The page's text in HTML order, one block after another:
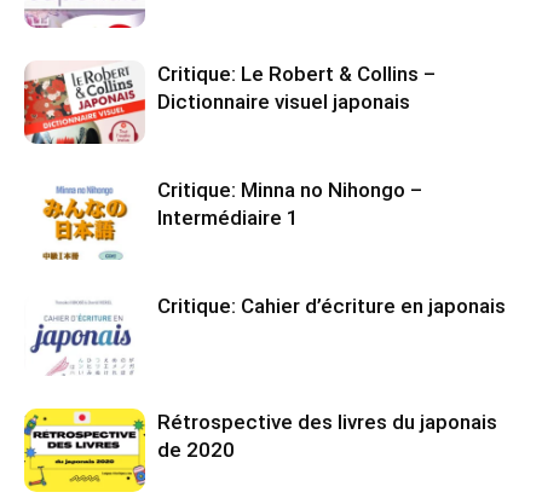
Critique: Le Robert & Collins –
Dictionnaire visuel japonais
Critique: Minna no Nihongo –
Intermédiaire 1
Critique: Cahier d’écriture en japonais
Rétrospective des livres du japonais
de 2020